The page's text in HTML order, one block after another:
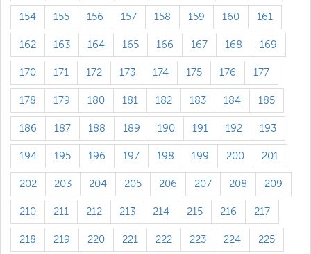
154 155 156 157 158 159 160 161
162 163 164 165 166 167 168 169
170 171 172 173 174 175 176 177
178 179 180 181 182 183 184 185
186 187 188 189 190 191 192 193
194 195 196 197 198 199 200 201
202 203 204 205 206 207 208 209
210 211 212 213 214 215 216 217
218 219 220 221 222 223 224 225